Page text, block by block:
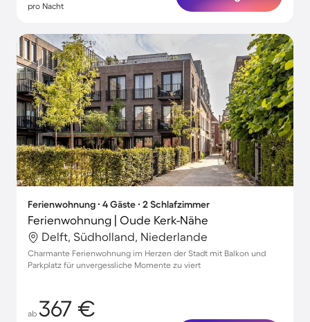
pro Nacht
Ferienwohnung ∙ 4 Gäste ∙ 2 Schlafzimmer
Ferienwohnung | Oude Kerk-Nähe
Delft, Südholland, Niederlande
Charmante Ferienwohnung im Herzen der Stadt mit Balkon und
Parkplatz für unvergessliche Momente zu viert
ab 367 €